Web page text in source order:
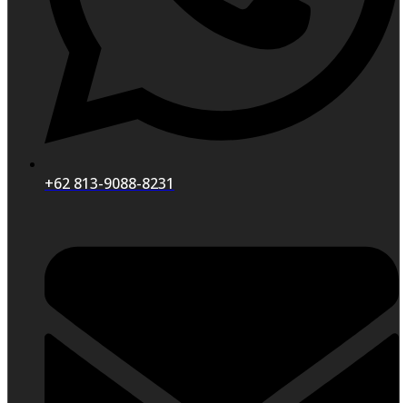
+62 813-9088-8231